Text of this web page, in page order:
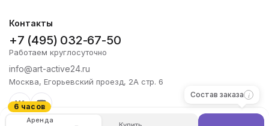
Состав заказа
6 часов
Аренда
Контакты
+7 (495) 032-67-50
Работаем круглосуточно
info@art-active24.ru
Москва, Егорьевский проезд, 2А стр. 6